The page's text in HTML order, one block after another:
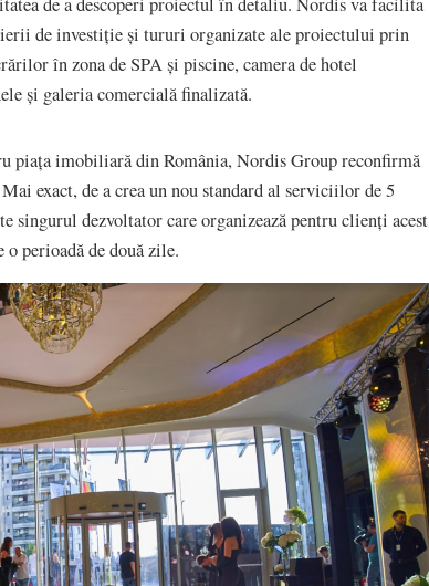
de investiție și tururi organizate ale proiectului prin
în zona de SPA și piscine, camera de hotel
și galeria comercială finalizată.
piața imobiliară din România, Nordis Group reconfirmă
exact, de a crea un nou standard al serviciilor de 5
singurul dezvoltator care organizează pentru clienți acest
perioadă de două zile.